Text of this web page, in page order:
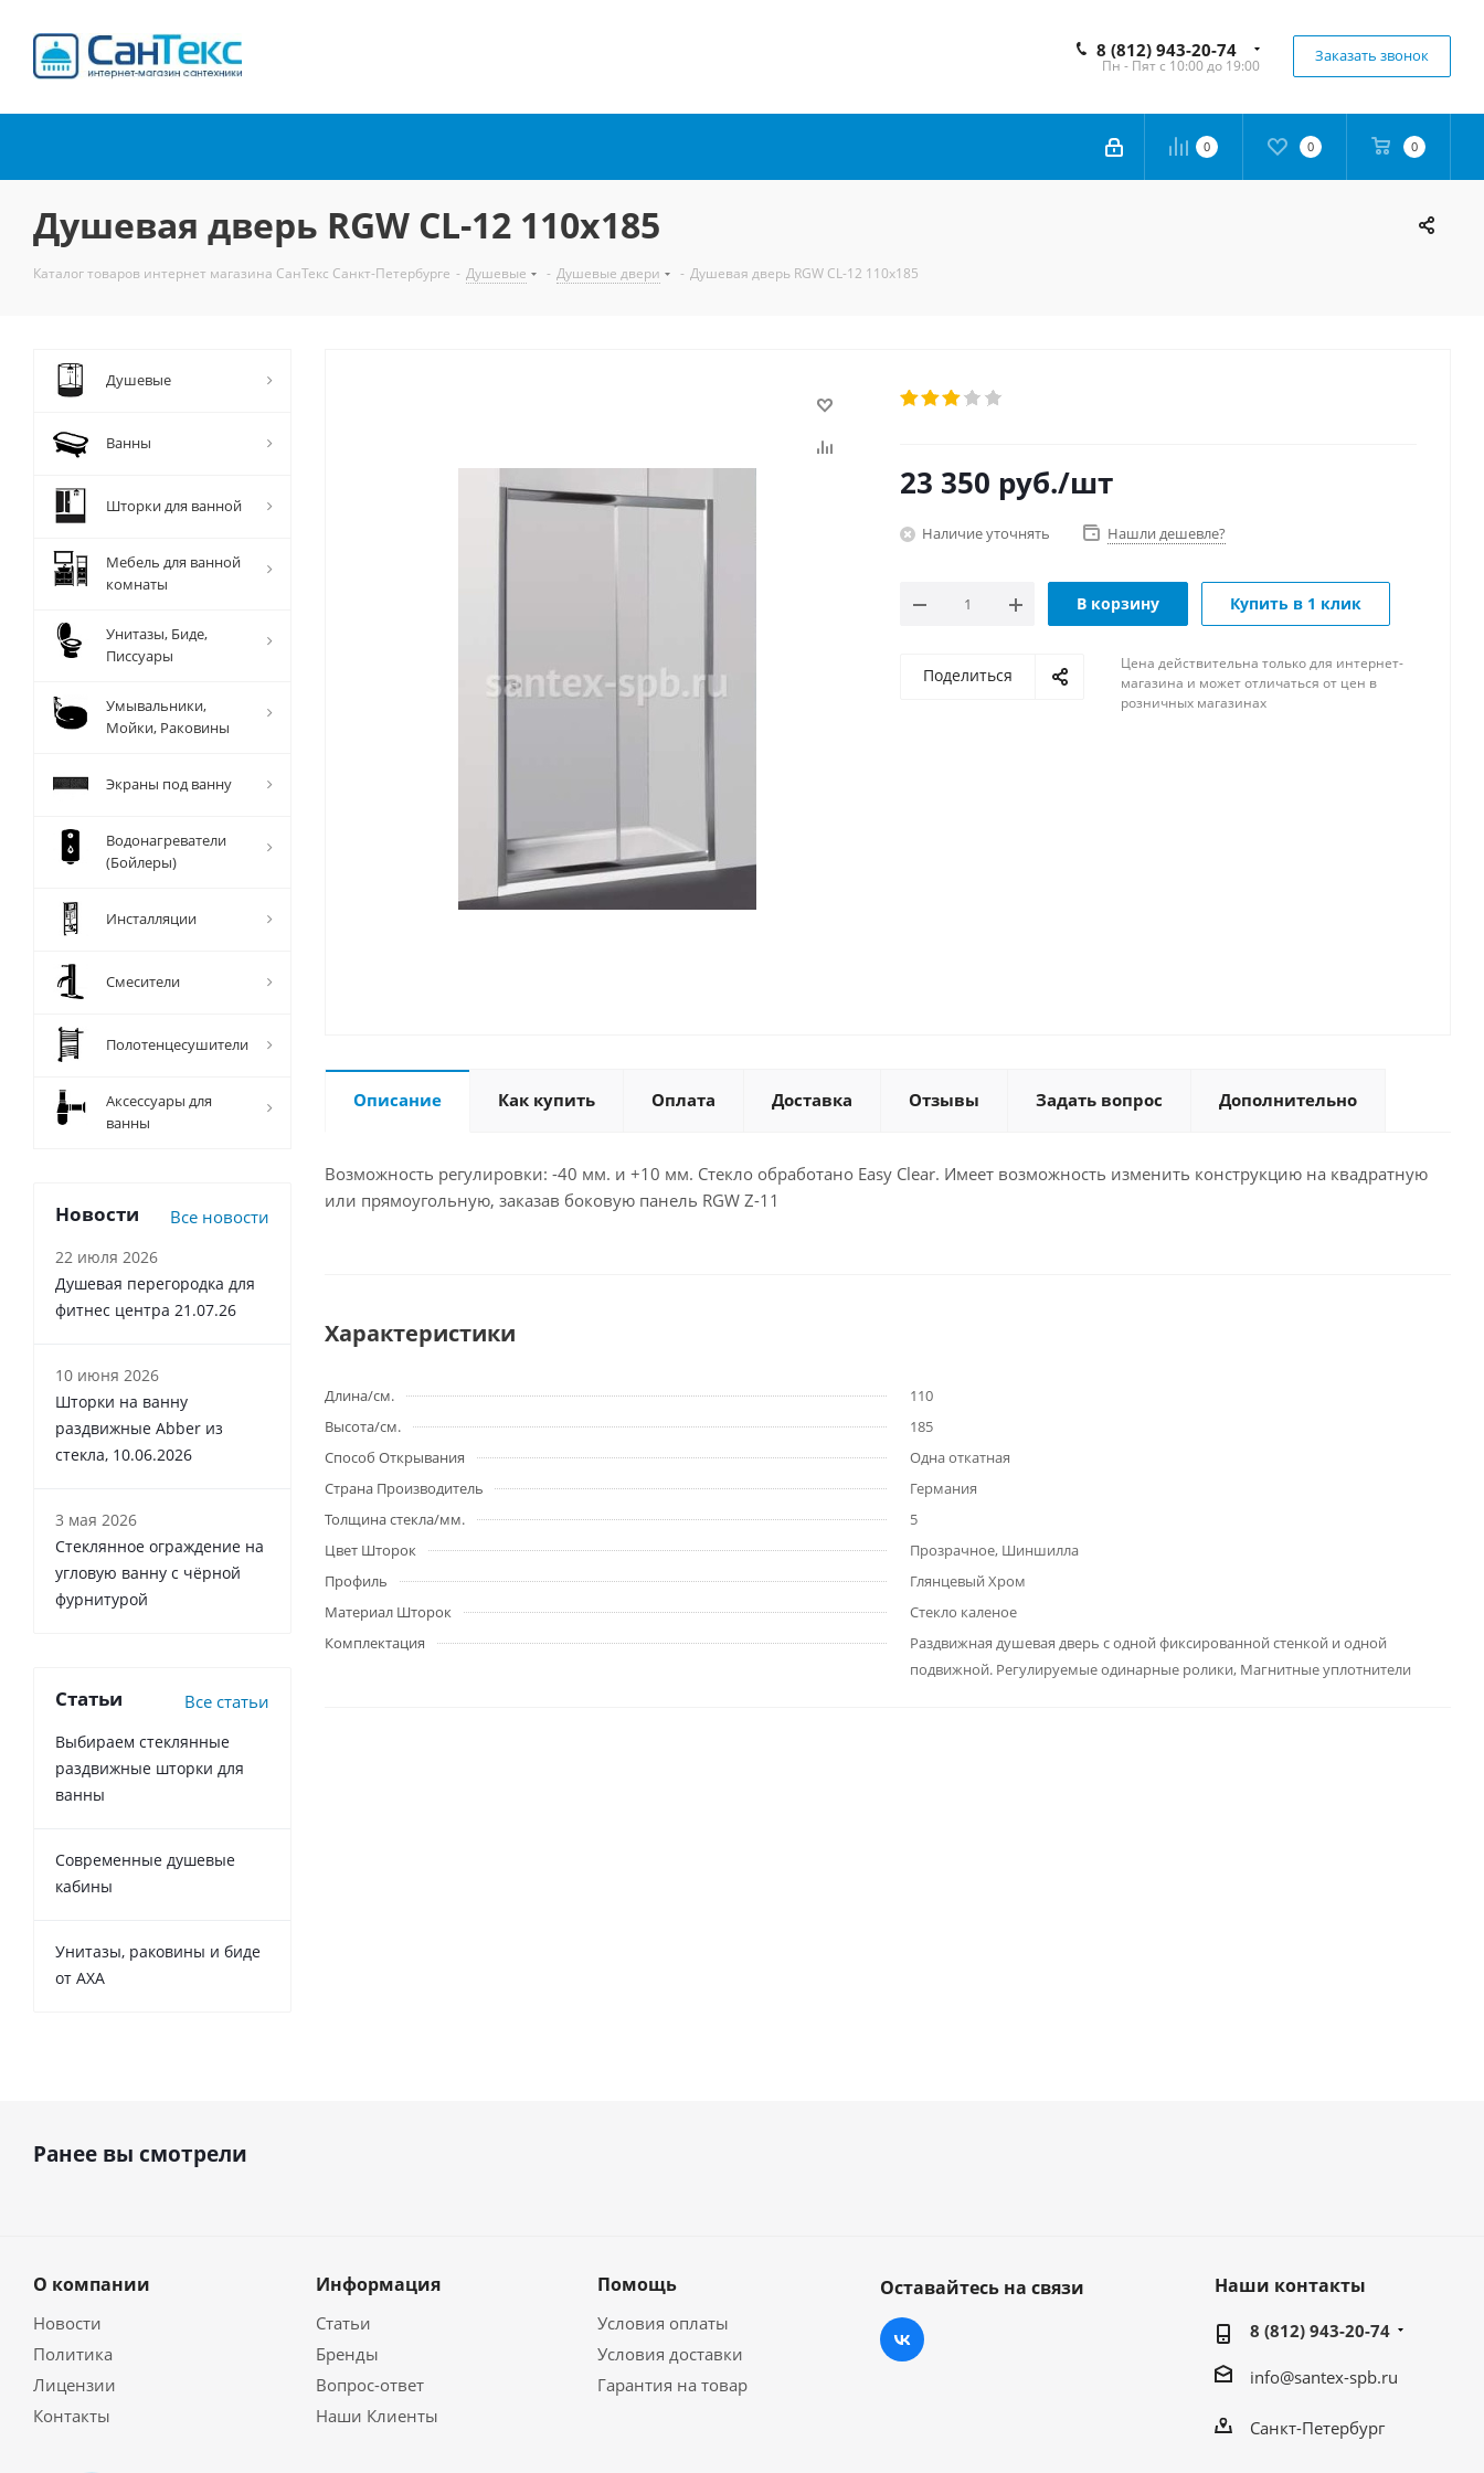
8 (812) 943-20-74
Пн - Пят с 10:00 до 19:00
Заказать звонок
0 0 0
Душевая дверь RGW CL-12 110x185
Каталог товаров интернет магазина СанТекс Санкт-Петербурге - Душевые - Душевые двери - Душевая дверь RGW CL-12 110x185
23 350 руб./шт
Наличие уточнять Нашли дешевле?
В корзину Купить в 1 клик
Поделиться
Цена действительна только для интернет-
магазина и может отличаться от цен в
розничных магазинах
Описание Как купить Оплата Доставка Отзывы Задать вопрос Дополнительно
Возможность регулировки: -40 мм. и +10 мм. Стекло обработано Easy Clear. Имеет возможность изменить конструкцию на квадратную
или прямоугольную, заказав боковую панель RGW Z-11
Характеристики
Длина/см.
110
Высота/см.
185
Способ Открывания
Одна откатная
Страна Производитель
Германия
Толщина стекла/мм.
5
Цвет Шторок
Прозрачное, Шиншилла
Профиль
Глянцевый Хром
Материал Шторок
Стекло каленое
Комплектация
Раздвижная душевая дверь с одной фиксированной стенкой и одной
подвижной. Регулируемые одинарные ролики, Магнитные уплотнители
Душевые
Ванны
Шторки для ванной
Мебель для ванной
комнаты
Унитазы, Биде,
Писсуары
Умывальники,
Мойки, Раковины
Экраны под ванну
Водонагреватели
(Бойлеры)
Инсталляции
Смесители
Полотенцесушители
Аксессуары для
ванны
Новости Все новости
22 июля 2026
Душевая перегородка для
фитнес центра 21.07.26
10 июня 2026
Шторки на ванну
раздвижные Abber из
стекла, 10.06.2026
3 мая 2026
Стеклянное ограждение на
угловую ванну с чёрной
фурнитурой
Статьи Все статьи
Выбираем стеклянные
раздвижные шторки для
ванны
Современные душевые
кабины
Унитазы, раковины и биде
от AXA
Ранее вы смотрели
О компании
Новости
Политика
Лицензии
Контакты
Информация
Статьи
Бренды
Вопрос-ответ
Наши Клиенты
Помощь
Условия оплаты
Условия доставки
Гарантия на товар
Оставайтесь на связи Наши контакты
8 (812) 943-20-74
info@santex-spb.ru
Санкт-Петербург